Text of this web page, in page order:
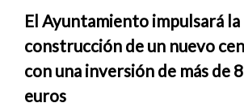
El Ayuntamiento impulsará la
construcción de un nuevo
con una inversión de más de
euros